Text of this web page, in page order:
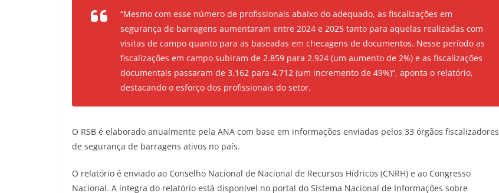
“Mesmo com esse número de profissionais abaixo do adequado, as fiscalizações em
segurança de barragens aumentaram entre 2024 e 2025 tanto para aquelas realizadas com
visitas de campo quanto para as baseadas em checagens de documentos. Nesse período as
fiscalizações em campo subiram de 2.859 para 2.924 (um aumento de 2%) e as fiscalizações
documentais passaram de 3.162 para 4.712 (um incremento de 49%)”, aponta o relatório,
destacando o esforço dos profissionais do setor.
O RSB é elaborado anualmente pela ANA com base em informações enviadas pelos 33 órgãos fiscalizadores
de segurança de barragens ativos no país.
O relatório é enviado ao Conselho Nacional de Nacional de Recursos Hídricos (CNRH) e ao Congresso
Nacional. A íntegra do relatório está disponível no portal do Sistema Nacional de Informações sobre